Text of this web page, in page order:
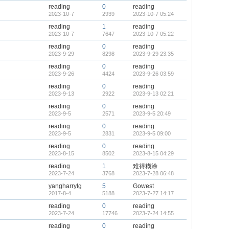
reading
2023-10-7
0
2939
reading
2023-10-7 05:24
reading
2023-10-7
1
7647
reading
2023-10-7 05:22
reading
2023-9-29
0
8298
reading
2023-9-29 23:35
reading
2023-9-26
0
4424
reading
2023-9-26 03:59
reading
2023-9-13
0
2922
reading
2023-9-13 02:21
reading
2023-9-5
0
2571
reading
2023-9-5 20:49
reading
2023-9-5
0
2831
reading
2023-9-5 09:00
reading
2023-8-15
0
8502
reading
2023-8-15 04:29
reading
2023-7-24
1
3768
难得糊涂
2023-7-28 06:48
yangharrylg
2017-8-4
5
5188
Gowest
2023-7-27 14:17
reading
2023-7-24
0
17746
reading
2023-7-24 14:55
reading 0 reading